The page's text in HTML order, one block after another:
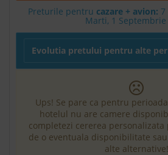
Preturile pentru cazare + avion: 7
Marti, 1 Septembrie
Evolutia pretului pentru alte
Ups! Se pare ca pentru
hotelul nu are camere
completezi cererea
de o eventuala disponibilitate
alte alternative!